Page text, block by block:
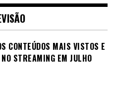
CONTEÚDOS MAIS VISTOS E
STREAMING EM JULHO